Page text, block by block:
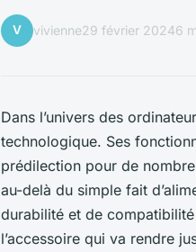
V vivienne29 février 20246
Dans l’univers des
technologique. Ses
prédilection pour de
au-delà du simple fait
durabilité et de
l’accessoire qui va rendre